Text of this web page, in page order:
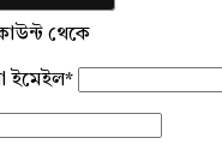
থেকে
ইমেইল*